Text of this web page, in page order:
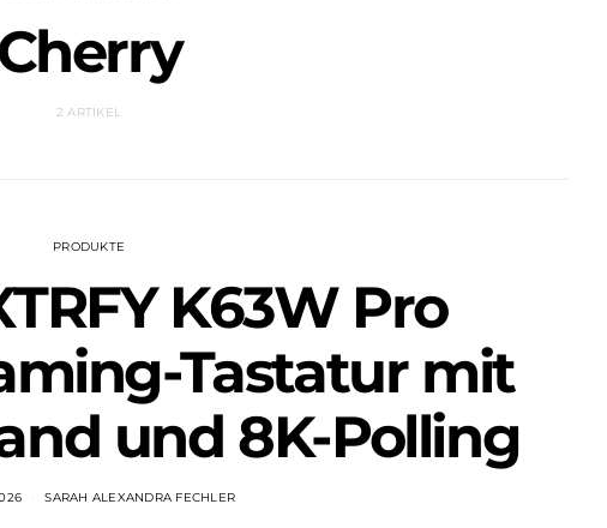
2 ARTIKEL
PRODUKTE
K63W Pro
Tastatur mit
und 8K-Polling
SARAH ALEXANDRA FECHLER